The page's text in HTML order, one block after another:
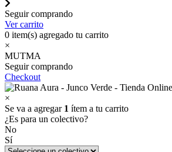
Seguir comprando
Ver carrito
0 item(s) agregado tu carrito
×
MUTMA
Seguir comprando
Checkout
×
Se va a agregar 1 ítem a tu carrito
¿Es para un colectivo?
No
Sí